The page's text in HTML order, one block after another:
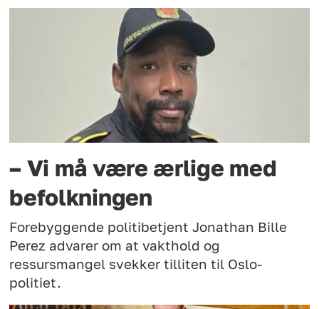
– Vi må være ærlige med
befolkningen
Forebyggende politibetjent Jonathan Bille
Perez advarer om at vakthold og
ressursmangel svekker tilliten til Oslo-
politiet.